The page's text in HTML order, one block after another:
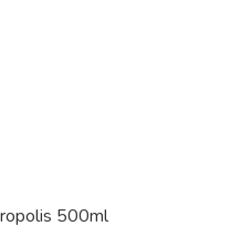
500ml